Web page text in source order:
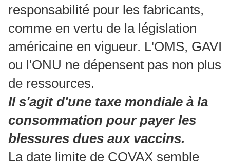
responsabilité pour les fabricants,
comme en vertu de la législation
américaine en vigueur. L'OMS, GAVI
ou l'ONU ne dépensent pas non plus
de ressources.
Il s'agit d'une taxe mondiale à la
consommation pour payer les
blessures dues aux vaccins.
La date limite de COVAX semble